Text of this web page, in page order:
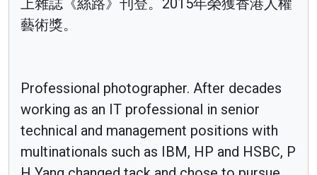
藝術獎。
Professional photographer. After decades
working as an IT professional in senior
technical and management positions with
multinationals such as IBM, HP and HSBC, P